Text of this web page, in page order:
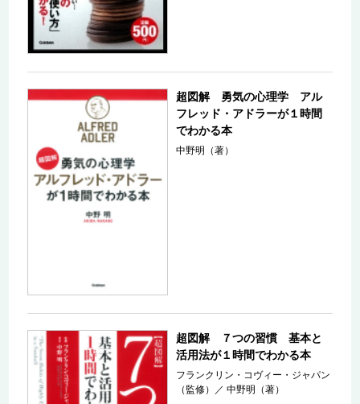
超図解 勇気の心理学 アル
フレッド・アドラーが１時間
でわかる本
中野明（著）
超図解 ７つの習慣 基本と
活用法が１時間でわかる本
フランクリン・コヴィー・ジャパン
（監修）
／中野明（著）